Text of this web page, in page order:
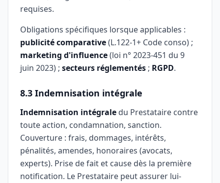
requises.
Obligations spécifiques lorsque applicables :
publicité comparative(L.122-1+ Code conso) ;
marketing d'influence(loi n° 2023-451 du 9
juin 2023) ; secteurs réglementés ; RGPD.
8.3 Indemnisation intégrale
Indemnisation intégrale du Prestataire contre
toute action, condamnation, sanction.
Couverture : frais, dommages, intérêts,
pénalités, amendes, honoraires (avocats,
experts). Prise de fait et cause dès la première
notification. Le Prestataire peut assurer lui-